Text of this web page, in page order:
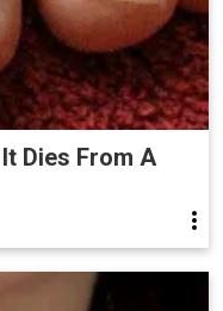
Dies From A